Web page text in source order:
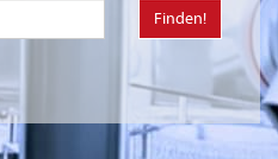
Finden!